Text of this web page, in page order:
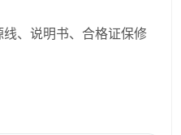
、说明书、合格证保修